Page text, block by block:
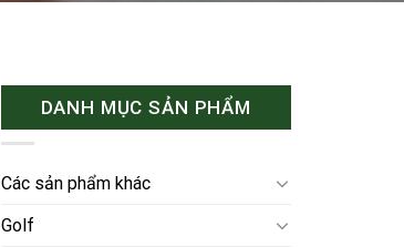
DANH MỤC SẢN PHẨM
Các sản phẩm khác
Golf